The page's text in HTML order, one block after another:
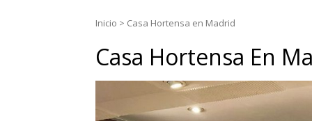
Inicio > Casa Hortensa en Madrid
Casa Hortensa En